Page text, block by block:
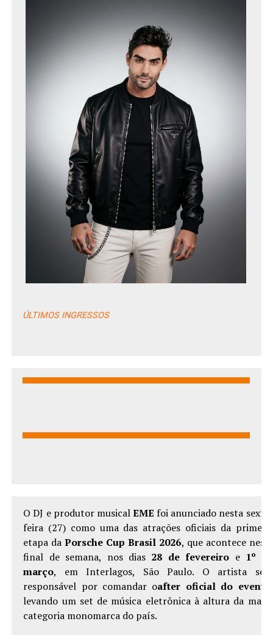
ÚLTIMOS INGRESSOS
O DJ e produtor musicalEME foi anunciado nesta sexta-
feira (27) como uma das atrações oficiais da primeira
etapa daPorsche Cup Brasil 2026, que acontece neste
final de semana, nos dias 28 de fevereiro e 1º de
março, em Interlagos, São Paulo. O artista será
responsável por comandar oafter oficial do evento,
levando um set de música eletrônica à altura da maior
categoria monomarca do país.